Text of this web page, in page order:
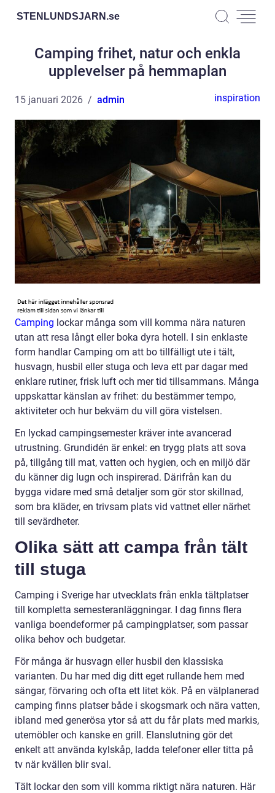
STENLUNDSJARN.se
Camping frihet, natur och enkla
upplevelser på hemmaplan
15 januari 2026 admin inspiration
Camping lockar många som vill komma nära naturen
utan att resa långt eller boka dyra hotell. I sin enklaste
form handlar Camping om att bo tillfälligt ute i tält,
husvagn, husbil eller stuga och leva ett par dagar med
enklare rutiner, frisk luft och mer tid tillsammans. Många
uppskattar känslan av frihet: du bestämmer tempo,
aktiviteter och hur bekväm du vill göra vistelsen.
En lyckad campingsemester kräver inte avancerad
utrustning. Grundidén är enkel: en trygg plats att sova
på, tillgång till mat, vatten och hygien, och en miljö där
du känner dig lugn och inspirerad. Därifrån kan du
bygga vidare med små detaljer som gör stor skillnad,
som bra kläder, en trivsam plats vid vattnet eller närhet
till sevärdheter.
Olika sätt att campa från tält
till stuga
Camping i Sverige har utvecklats från enkla tältplatser
till kompletta semesteranläggningar. I dag finns flera
vanliga boendeformer på campingplatser, som passar
olika behov och budgetar.
För många är husvagn eller husbil den klassiska
varianten. Du har med dig ditt eget rullande hem med
sängar, förvaring och ofta ett litet kök. På en välplanerad
camping finns platser både i skogsmark och nära vatten,
ibland med generösa ytor så att du får plats med markis,
utemöbler och kanske en grill. Elanslutning gör det
enkelt att använda kylskåp, ladda telefoner eller titta på
tv när kvällen blir sval.
Tält lockar den som vill komma riktigt nära naturen. Här